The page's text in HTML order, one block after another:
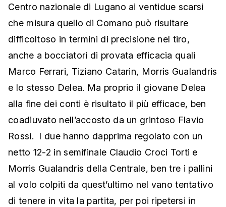
Centro nazionale di Lugano ai ventidue scarsi
che misura quello di Comano può risultare
difficoltoso in termini di precisione nel tiro,
anche a bocciatori di provata efficacia quali
Marco Ferrari, Tiziano Catarin, Morris Gualandris
e lo stesso Delea. Ma proprio il giovane Delea
alla fine dei conti è risultato il più efficace, ben
coadiuvato nell’accosto da un grintoso Flavio
Rossi. I due hanno dapprima regolato con un
netto 12-2 in semifinale Claudio Croci Torti e
Morris Gualandris della Centrale, ben tre i pallini
al volo colpiti da quest’ultimo nel vano tentativo
di tenere in vita la partita, per poi ripetersi in